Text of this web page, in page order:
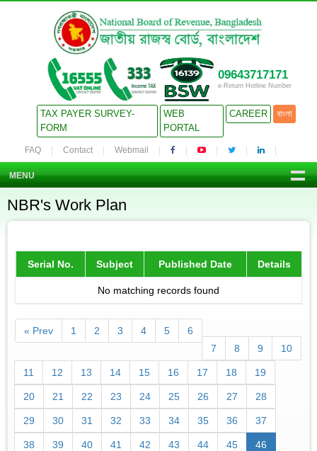
09643717171
e-Return Hotline Number
TAX PAYER SURVEY-
FORM
WEB
PORTAL
CAREER বাংলা
FAQ Contact Webmail
MENU
NBR's Work Plan
Serial No. Subject Published Date Details
No matching records found
« Prev 1 2 3 4 5
6
7
8 9 10
11 12 13 14 15 16 17 18 19
20 21 22 23 24 25 26 27 28
29 30 31 32 33 34 35 36 37
38 39 40 41 42 43 44 45 46